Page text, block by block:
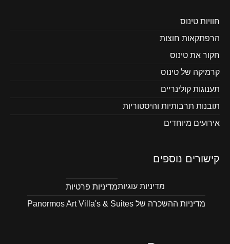
חוויות טינוס
הרפתקאות חוצות
חקור את טינוס
קרמיקה של טינוס
תענוגות קולינריים
תובנות תרבותיות והיסטוריות
אירועים מיוחדים
קישורים נוספים
מדיניות עוגיותמדיניות פרטיות
מדיניות ההשכרה של Panormos Art Villa's & Suites